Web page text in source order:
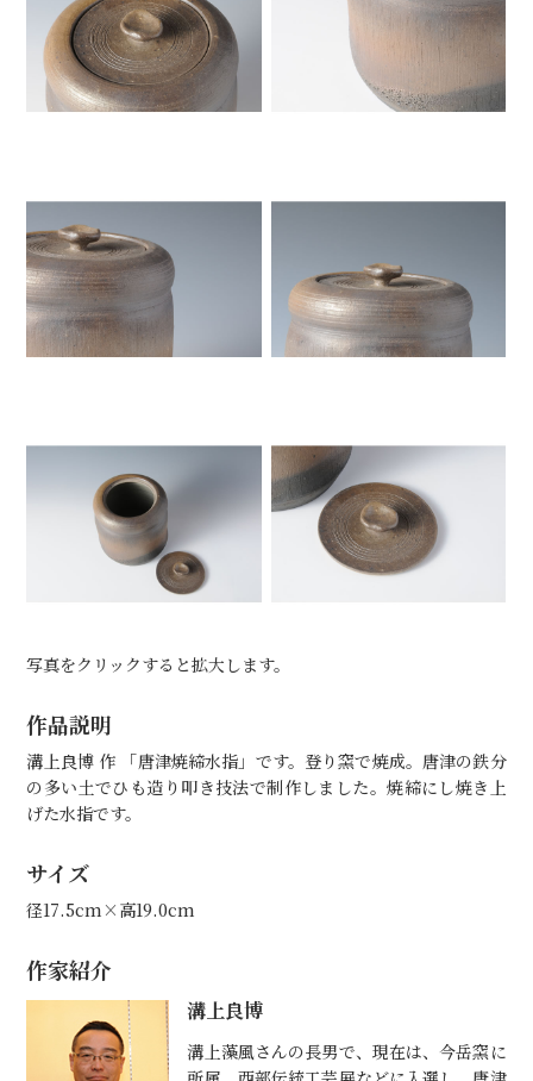
写真をクリックすると拡大します。
作品説明
溝上良博 作 「唐津焼締水指」です。登り窯で焼成。唐津の鉄分
の多い土でひも造り叩き技法で制作しました。焼締にし焼き上
げた水指です。
サイズ
径17.5cm×高19.0cm
作家紹介
溝上良博
溝上藻風さんの長男で、現在は、今岳窯に